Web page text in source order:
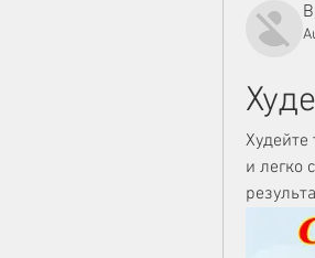
Худейте
и легко